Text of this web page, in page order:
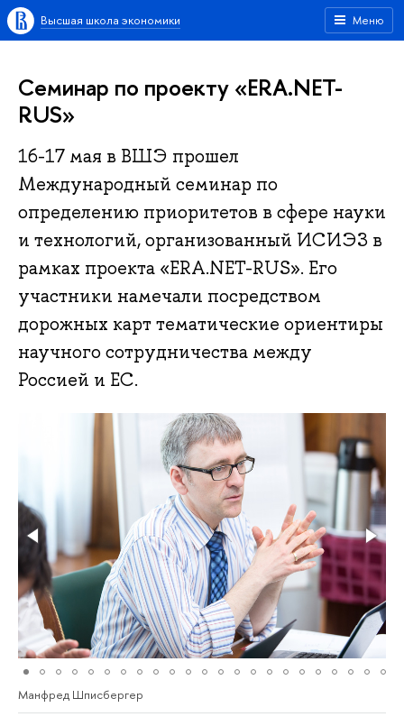
Меню
Высшая школа экономики
Семинар по проекту «ERA.NET-
RUS»
16-17 мая в ВШЭ прошел
Международный семинар по
определению приоритетов в сфере науки
и технологий, организованный ИСИЭЗ в
рамках проекта «ERA.NET-RUS». Его
участники намечали посредством
дорожных карт тематические ориентиры
научного сотрудничества между
Россией и ЕС.
Манфред Шписбергер